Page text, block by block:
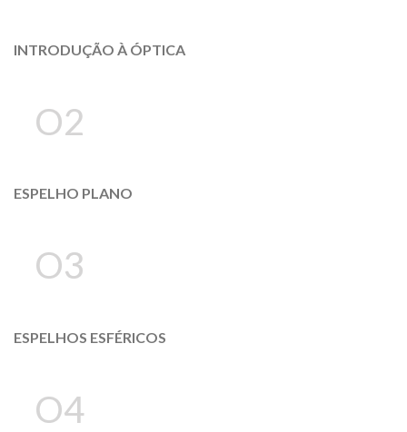
INTRODUÇÃO À ÓPTICA
O2
ESPELHO PLANO
O3
ESPELHOS ESFÉRICOS
O4